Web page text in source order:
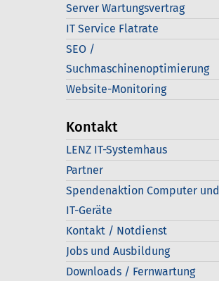
Server Wartungsvertrag
IT Service Flatrate
SEO /
Suchmaschinenoptimierung
Website-Monitoring
Kontakt
LENZ IT-Systemhaus
Partner
Spendenaktion Computer und
IT-Geräte
Kontakt / Notdienst
Jobs und Ausbildung
Downloads / Fernwartung